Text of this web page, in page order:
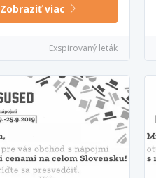
Zobraziť viac
Exspirovaný leták